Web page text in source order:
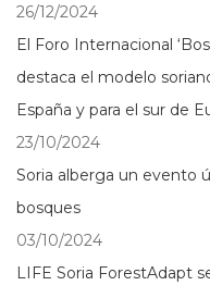
26/12/2024
El Foro Internacional
destaca el modelo
España y para el sur de
23/10/2024
Soria alberga un evento
bosques
03/10/2024
LIFE Soria ForestAdapt